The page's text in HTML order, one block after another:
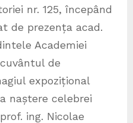
nr. 125, începând
de prezența acad.
Academiei
de
expozițional
naștere celebrei
ing. Nicolae